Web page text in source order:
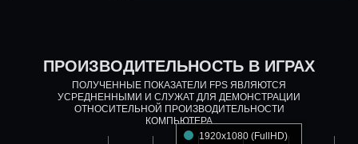
ПРОИЗВОДИТЕЛЬНОСТЬ В ИГРАХ
ПОЛУЧЕННЫЕ ПОКАЗАТЕЛИ FPS ЯВЛЯЮТСЯ
УСРЕДНЕННЫМИ И СЛУЖАТ ДЛЯ ДЕМОНСТРАЦИИ
ОТНОСИТЕЛЬНОЙ ПРОИЗВОДИТЕЛЬНОСТИ
КОМПЬЮТЕРА
1920x1080 (FullHD)